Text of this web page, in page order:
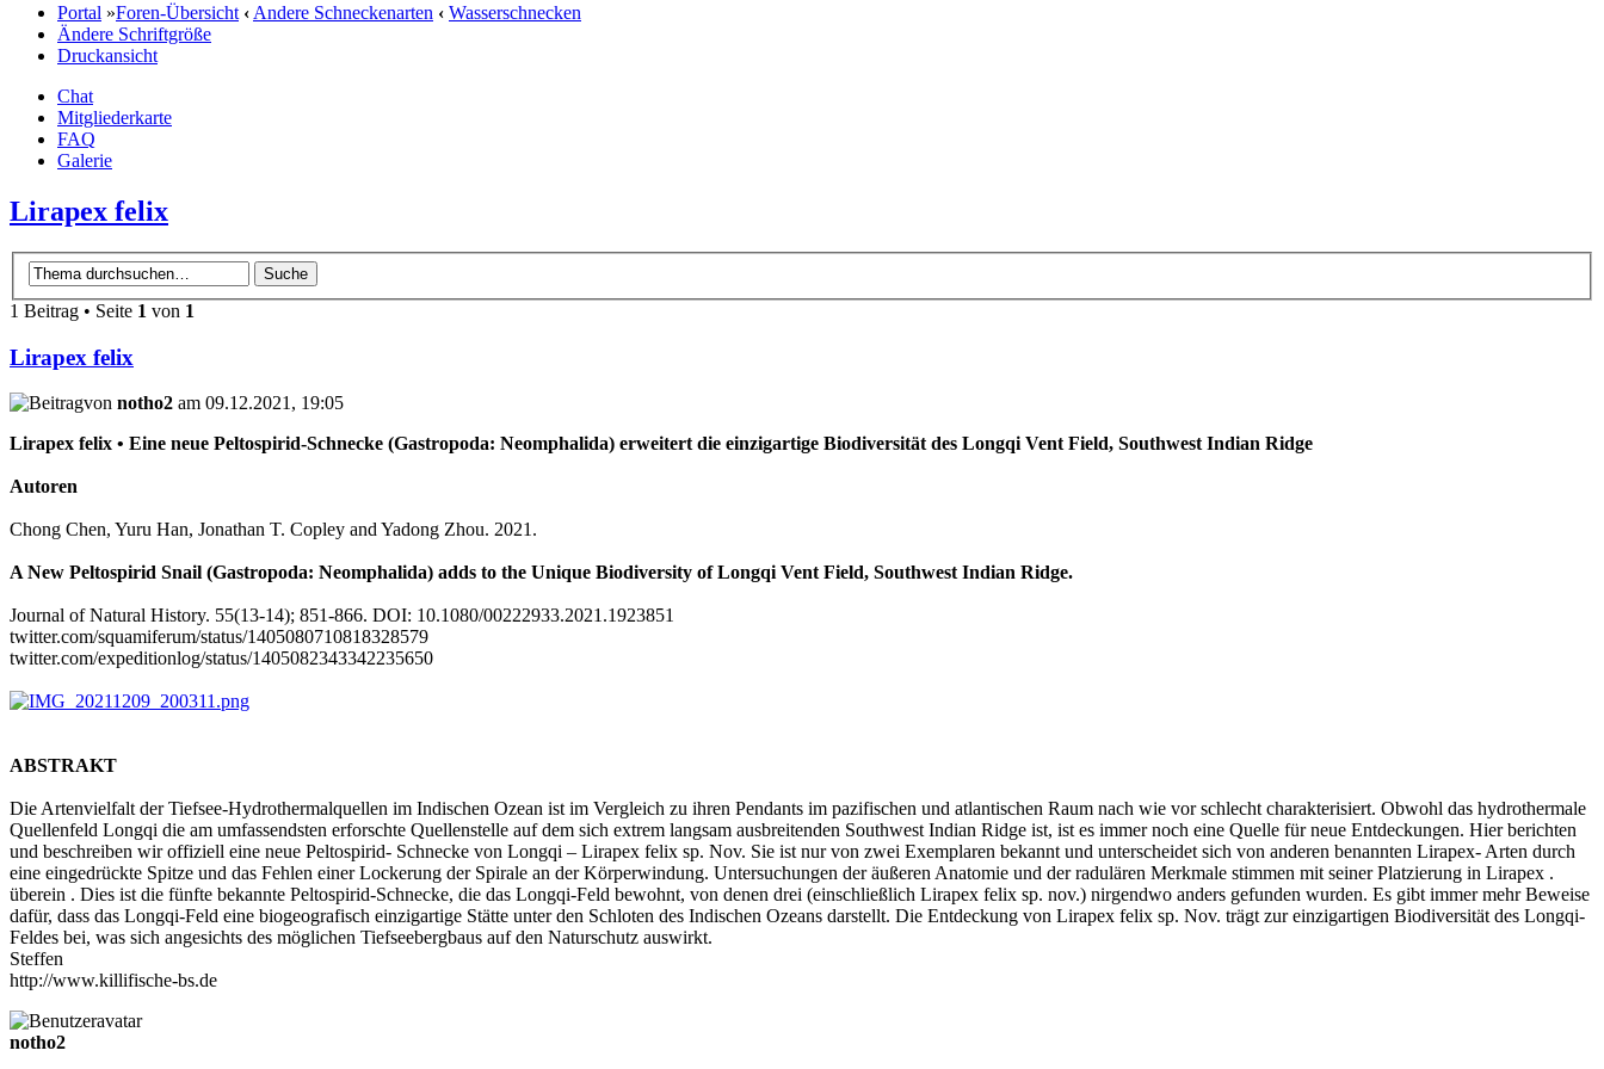
Portal »Foren-Übersicht ‹Andere Schneckenarten ‹ Wasserschnecken
Ändere Schriftgröße
Druckansicht
Chat
Mitgliederkarte
FAQ
Galerie
Lirapex felix
1 Beitrag • Seite 1 von 1
Lirapex felix
von notho2 am 09.12.2021, 19:05
Lirapex felix • Eine neue Peltospirid-Schnecke (Gastropoda: Neomphalida) erweitert die einzigartige Biodiversität des Longqi Vent Field, Southwest Indian Ridge
Autoren
Chong Chen, Yuru Han, Jonathan T. Copley and Yadong Zhou. 2021.
A New Peltospirid Snail (Gastropoda: Neomphalida) adds to the Unique Biodiversity of Longqi Vent Field, Southwest Indian Ridge.
Journal of Natural History. 55(13-14); 851-866. DOI: 10.1080/00222933.2021.1923851
twitter.com/squamiferum/status/1405080710818328579
twitter.com/expeditionlog/status/1405082343342235650
ABSTRAKT
Die Artenvielfalt der Tiefsee-Hydrothermalquellen im Indischen Ozean ist im Vergleich zu ihren Pendants im pazifischen und atlantischen Raum nach wie vor schlecht charakterisiert. Obwohl das hydrothermale
Quellenfeld Longqi die am umfassendsten erforschte Quellenstelle auf dem sich extrem langsam ausbreitenden Southwest Indian Ridge ist, ist es immer noch eine Quelle für neue Entdeckungen. Hier berichten
und beschreiben wir offiziell eine neue Peltospirid- Schnecke von Longqi – Lirapex felix sp. Nov. Sie ist nur von zwei Exemplaren bekannt und unterscheidet sich von anderen benannten Lirapex- Arten durch
eine eingedrückte Spitze und das Fehlen einer Lockerung der Spirale an der Körperwindung. Untersuchungen der äußeren Anatomie und der radulären Merkmale stimmen mit seiner Platzierung in Lirapex .
überein . Dies ist die fünfte bekannte Peltospirid-Schnecke, die das Longqi-Feld bewohnt, von denen drei (einschließlich Lirapex felix sp. nov.) nirgendwo anders gefunden wurden. Es gibt immer mehr Beweise
dafür, dass das Longqi-Feld eine biogeografisch einzigartige Stätte unter den Schloten des Indischen Ozeans darstellt. Die Entdeckung von Lirapex felix sp. Nov. trägt zur einzigartigen Biodiversität des Longqi-
Feldes bei, was sich angesichts des möglichen Tiefseebergbaus auf den Naturschutz auswirkt.
Steffen
http://www.killifische-bs.de
notho2